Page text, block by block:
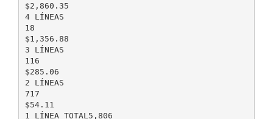
$2,860.35
4 LÍNEAS
18
$1,356.88
3 LÍNEAS
116
$285.06
2 LÍNEAS
717
$54.11
1 LÍNEA TOTAL5,806